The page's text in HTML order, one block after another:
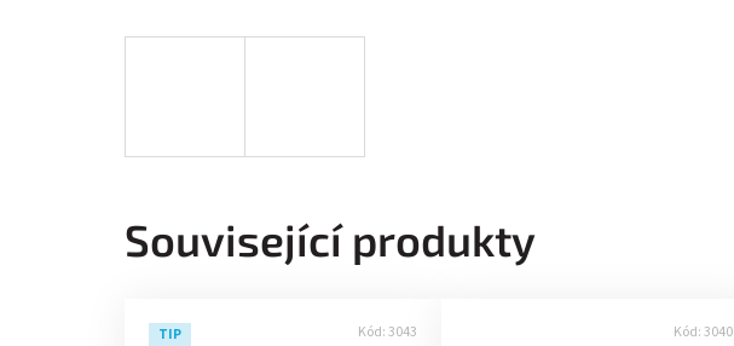
Související produkty
TIP Kód:3043 Kód:3040